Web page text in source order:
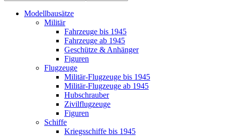
Modellbausätze
Militär
Fahrzeuge bis 1945
Fahrzeuge ab 1945
Geschütze & Anhänger
Figuren
Flugzeuge
Militär-Flugzeuge bis 1945
Militär-Flugzeuge ab 1945
Hubschrauber
Zivilflugzeuge
Figuren
Schiffe
Kriegsschiffe bis 1945